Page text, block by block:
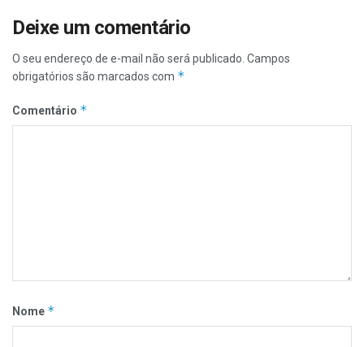
Deixe um comentário
O seu endereço de e-mail não será publicado. Campos
obrigatórios são marcados com *
Comentário *
Nome *